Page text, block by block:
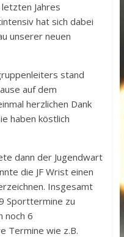
Jahres
hat sich dabei
unserer neuen
stand
auf dem
herzlichen Dank
haben köstlich
dann der Jugendwart
die JF Wrist einen
Insgesamt
Sporttermine zu
noch 6
Termine wie z.B.